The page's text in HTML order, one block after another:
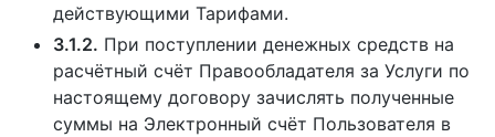
действующими Тарифами.
3.1.2. При поступлении денежных средств на
расчётный счёт Правообладателя за Услуги по
настоящему договору зачислять полученные
суммы на Электронный счёт Пользователя в